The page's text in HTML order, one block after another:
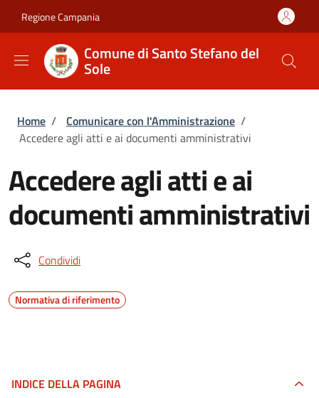
Regione Campania
Comune di Santo Stefano del
Sole
Briciole di pane
Home / Comunicare con l'Amministrazione /
Accedere agli atti e ai documenti amministrativi
Accedere agli atti e ai
documenti amministrativi
Condividi
Normativa di riferimento
INDICE DELLA PAGINA